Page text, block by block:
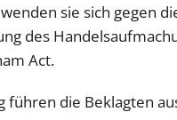
sie sich gegen
des
Act.
führen die Beklagten